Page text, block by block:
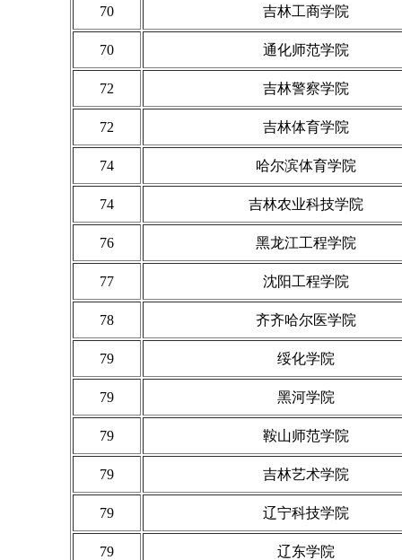
70 吉林工商学院
70 通化师范学院
72 吉林警察学院
72 吉林体育学院
74 哈尔滨体育学院
74 吉林农业科技学院
76 黑龙江工程学院
77 沈阳工程学院
78 齐齐哈尔医学院
79 绥化学院
79 黑河学院
79 鞍山师范学院
79 吉林艺术学院
79 辽宁科技学院
79 辽东学院